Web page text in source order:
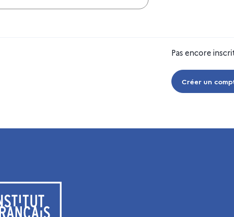
Pas encore
Créer un
site de l’Institut français